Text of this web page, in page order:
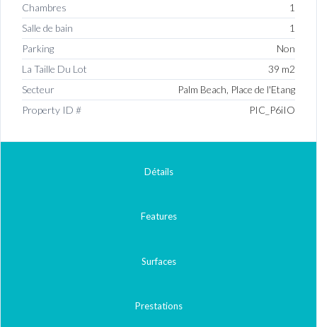
Chambres
1
Salle de bain
1
Parking
Non
La Taille Du Lot
39 m2
Secteur
Palm Beach, Place de l'Etang
Property ID #
PIC_P6iIO
Détails
Features
Surfaces
Prestations